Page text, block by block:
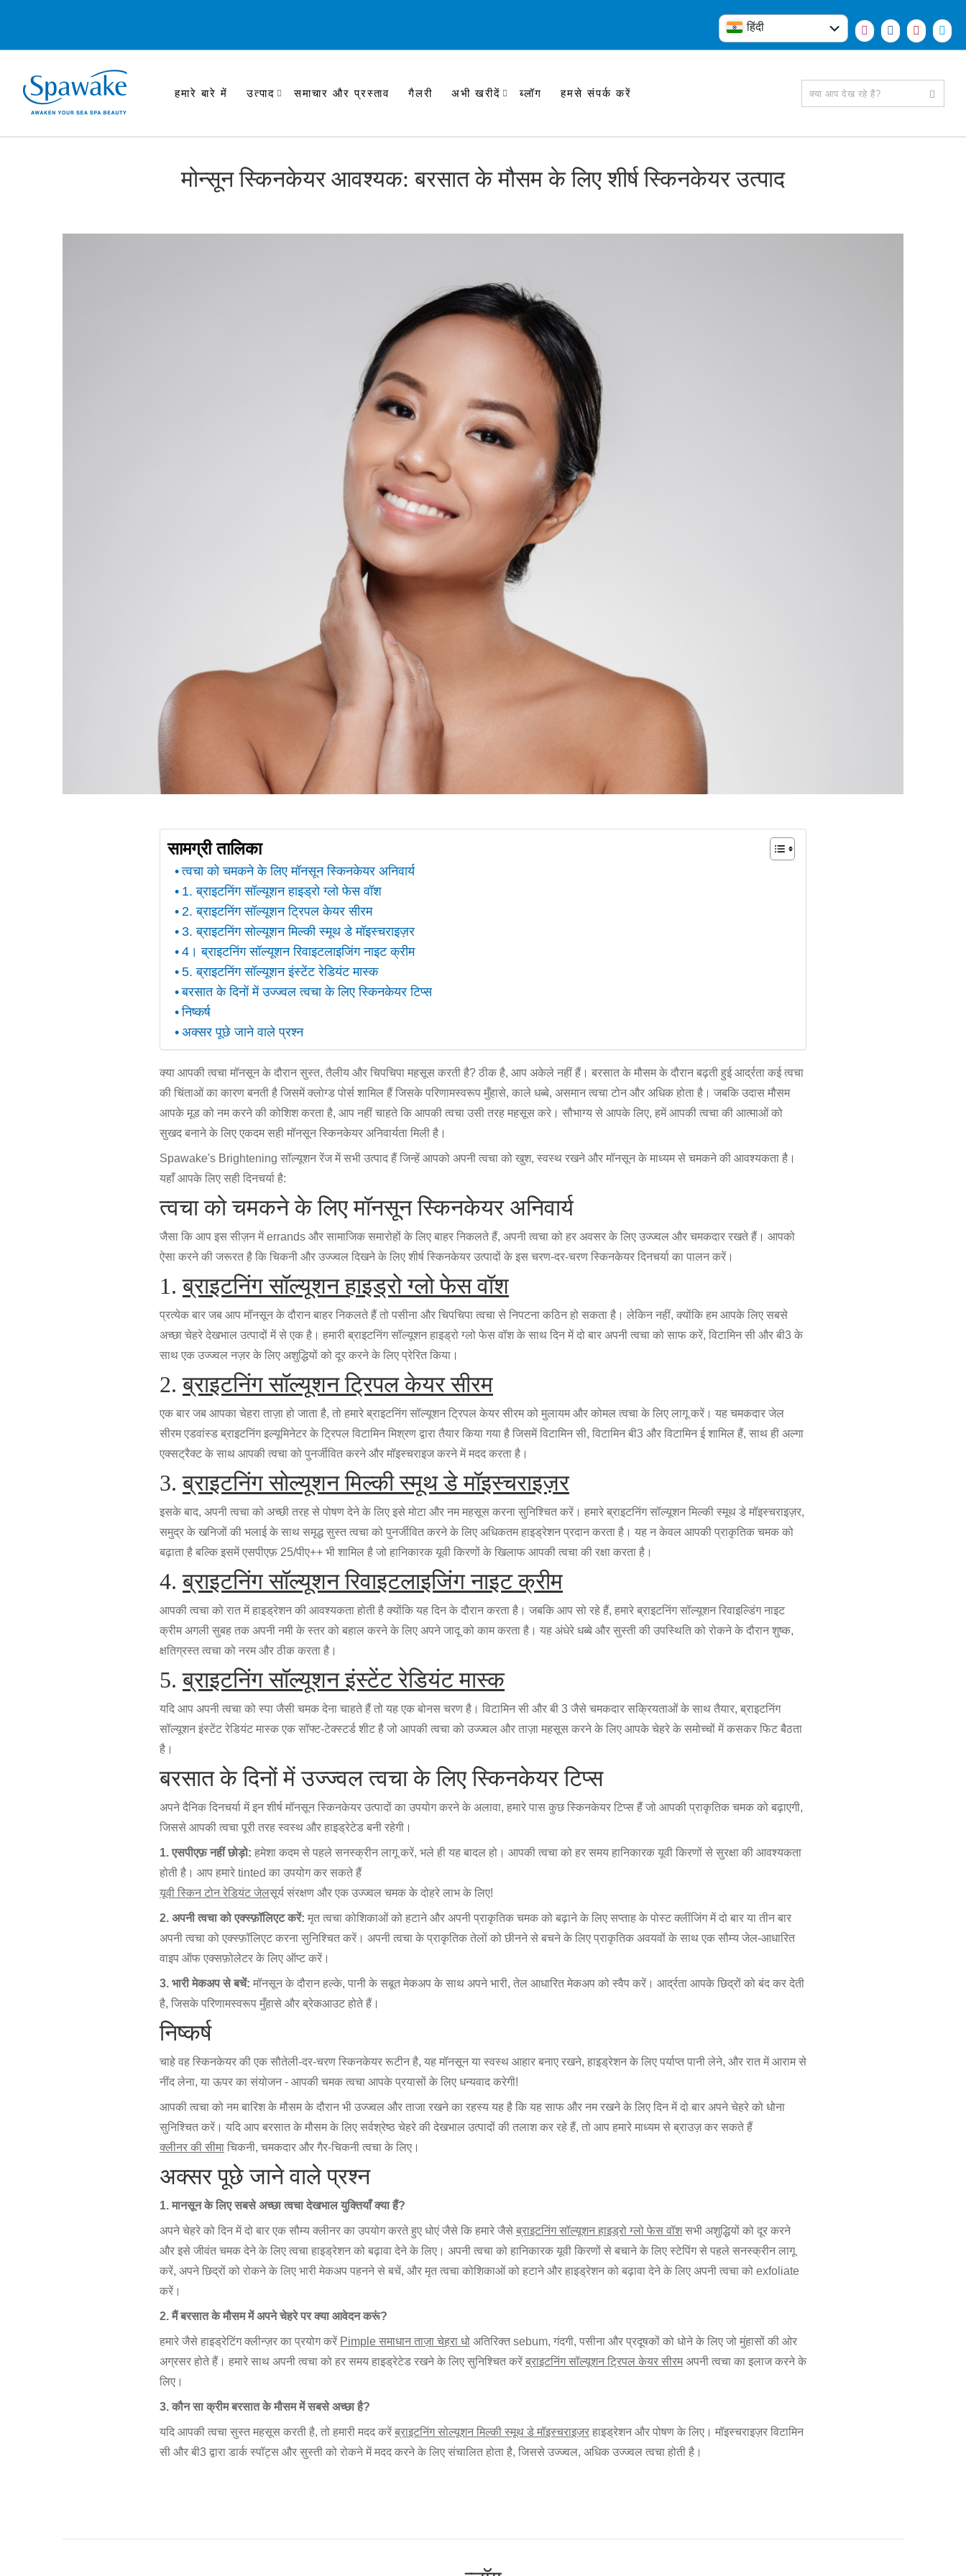
हिंदी
English
हमारे बारे में उत्पाद समाचार और प्रस्ताव गैलरी अभी खरीदें ब्लॉग हमसे संपर्क करें
मोन्सून स्किनकेयर आवश्यक: बरसात के मौसम के लिए शीर्ष स्किनकेयर उत्पाद
सामग्री तालिका
त्वचा को चमकने के लिए मॉनसून स्किनकेयर अनिवार्य
1. ब्राइटनिंग सॉल्यूशन हाइड्रो ग्लो फेस वॉश
2. ब्राइटनिंग सॉल्यूशन ट्रिपल केयर सीरम
3. ब्राइटनिंग सोल्यूशन मिल्की स्मूथ डे मॉइस्चराइज़र
4। ब्राइटनिंग सॉल्यूशन रिवाइटलाइजिंग नाइट क्रीम
5. ब्राइटनिंग सॉल्यूशन इंस्टेंट रेडियंट मास्क
बरसात के दिनों में उज्ज्वल त्वचा के लिए स्किनकेयर टिप्स
निष्कर्ष
अक्सर पूछे जाने वाले प्रश्न
क्या आपकी त्वचा मॉनसून के दौरान सुस्त, तैलीय और चिपचिपा महसूस करती है? ठीक है, आप अकेले नहीं हैं। बरसात के मौसम के दौरान बढ़ती हुई आर्द्रता कई त्वचा
की चिंताओं का कारण बनती है जिसमें क्लोग्ड पोर्स शामिल हैं जिसके परिणामस्वरूप मुँहासे, काले धब्बे, असमान त्वचा टोन और अधिक होता है। जबकि उदास मौसम
आपके मूड को नम करने की कोशिश करता है, आप नहीं चाहते कि आपकी त्वचा उसी तरह महसूस करे। सौभाग्य से आपके लिए, हमें आपकी त्वचा की आत्माओं को
सुखद बनाने के लिए एकदम सही मॉनसून स्किनकेयर अनिवार्यता मिली है।
Spawake's Brightening सॉल्यूशन रेंज में सभी उत्पाद हैं जिन्हें आपको अपनी त्वचा को खुश, स्वस्थ रखने और मॉनसून के माध्यम से चमकने की आवश्यकता है।
यहाँ आपके लिए सही दिनचर्या है:
त्वचा को चमकने के लिए मॉनसून स्किनकेयर अनिवार्य
जैसा कि आप इस सीज़न में errands और सामाजिक समारोहों के लिए बाहर निकलते हैं, अपनी त्वचा को हर अवसर के लिए उज्ज्वल और चमकदार रखते हैं। आपको
ऐसा करने की जरूरत है कि चिकनी और उज्ज्वल दिखने के लिए शीर्ष स्किनकेयर उत्पादों के इस चरण-दर-चरण स्किनकेयर दिनचर्या का पालन करें।
1.ब्राइटनिंग सॉल्यूशन हाइड्रो ग्लो फेस वॉश
प्रत्येक बार जब आप मॉनसून के दौरान बाहर निकलते हैं तो पसीना और चिपचिपा त्वचा से निपटना कठिन हो सकता है। लेकिन नहीं, क्योंकि हम आपके लिए सबसे
अच्छा चेहरे देखभाल उत्पादों में से एक है। हमारी ब्राइटनिंग सॉल्यूशन हाइड्रो ग्लो फेस वॉश के साथ दिन में दो बार अपनी त्वचा को साफ करें, विटामिन सी और बी3 के
साथ एक उज्ज्वल नज़र के लिए अशुद्धियों को दूर करने के लिए प्रेरित किया।
2.ब्राइटनिंग सॉल्यूशन ट्रिपल केयर सीरम
एक बार जब आपका चेहरा ताज़ा हो जाता है, तो हमारे ब्राइटनिंग सॉल्यूशन ट्रिपल केयर सीरम को मुलायम और कोमल त्वचा के लिए लागू करें। यह चमकदार जेल
सीरम एडवांस्ड ब्राइटनिंग इल्यूमिनेटर के ट्रिपल विटामिन मिश्रण द्वारा तैयार किया गया है जिसमें विटामिन सी, विटामिन बी3 और विटामिन ई शामिल हैं, साथ ही अल्गा
एक्सट्रैक्ट के साथ आपकी त्वचा को पुनर्जीवित करने और मॉइस्चराइज करने में मदद करता है।
3.ब्राइटनिंग सोल्यूशन मिल्की स्मूथ डे मॉइस्चराइज़र
इसके बाद, अपनी त्वचा को अच्छी तरह से पोषण देने के लिए इसे मोटा और नम महसूस करना सुनिश्चित करें। हमारे ब्राइटनिंग सॉल्यूशन मिल्की स्मूथ डे मॉइस्चराइज़र,
समुद्र के खनिजों की भलाई के साथ समृद्ध सुस्त त्वचा को पुनर्जीवित करने के लिए अधिकतम हाइड्रेशन प्रदान करता है। यह न केवल आपकी प्राकृतिक चमक को
बढ़ाता है बल्कि इसमें एसपीएफ़ 25/पीए++ भी शामिल है जो हानिकारक यूवी किरणों के खिलाफ आपकी त्वचा की रक्षा करता है।
4.ब्राइटनिंग सॉल्यूशन रिवाइटलाइजिंग नाइट क्रीम
आपकी त्वचा को रात में हाइड्रेशन की आवश्यकता होती है क्योंकि यह दिन के दौरान करता है। जबकि आप सो रहे हैं, हमारे ब्राइटनिंग सॉल्यूशन रिवाइल्डिंग नाइट
क्रीम अगली सुबह तक अपनी नमी के स्तर को बहाल करने के लिए अपने जादू को काम करता है। यह अंधेरे धब्बे और सुस्ती की उपस्थिति को रोकने के दौरान शुष्क,
क्षतिग्रस्त त्वचा को नरम और ठीक करता है।
5.ब्राइटनिंग सॉल्यूशन इंस्टेंट रेडियंट मास्क
यदि आप अपनी त्वचा को स्पा जैसी चमक देना चाहते हैं तो यह एक बोनस चरण है। विटामिन सी और बी 3 जैसे चमकदार सक्रियताओं के साथ तैयार, ब्राइटनिंग
सॉल्यूशन इंस्टेंट रेडियंट मास्क एक सॉफ्ट-टेक्स्टर्ड शीट है जो आपकी त्वचा को उज्ज्वल और ताज़ा महसूस करने के लिए आपके चेहरे के समोच्चों में कसकर फिट बैठता
है।
बरसात के दिनों में उज्ज्वल त्वचा के लिए स्किनकेयर टिप्स
अपने दैनिक दिनचर्या में इन शीर्ष मॉनसून स्किनकेयर उत्पादों का उपयोग करने के अलावा, हमारे पास कुछ स्किनकेयर टिप्स हैं जो आपकी प्राकृतिक चमक को बढ़ाएगी,
जिससे आपकी त्वचा पूरी तरह स्वस्थ और हाइड्रेटेड बनी रहेगी।
1. एसपीएफ़ नहीं छोड़ो: हमेशा कदम से पहले सनस्क्रीन लागू करें, भले ही यह बादल हो। आपकी त्वचा को हर समय हानिकारक यूवी किरणों से सुरक्षा की आवश्यकता
होती है। आप हमारे tinted का उपयोग कर सकते हैं
यूवी स्किन टोन रेडियंट जेलसूर्य संरक्षण और एक उज्ज्वल चमक के दोहरे लाभ के लिए!
2. अपनी त्वचा को एक्स्फ़ॉलिएट करें: मृत त्वचा कोशिकाओं को हटाने और अपनी प्राकृतिक चमक को बढ़ाने के लिए सप्ताह के पोस्ट क्लींजिंग में दो बार या तीन बार
अपनी त्वचा को एक्स्फ़ॉलिएट करना सुनिश्चित करें। अपनी त्वचा के प्राकृतिक तेलों को छीनने से बचने के लिए प्राकृतिक अवयवों के साथ एक सौम्य जेल-आधारित
वाइप ऑफ एक्सफ़ोलेटर के लिए ऑप्ट करें।
3. भारी मेकअप से बचें: मॉनसून के दौरान हल्के, पानी के सबूत मेकअप के साथ अपने भारी, तेल आधारित मेकअप को स्वैप करें। आर्द्रता आपके छिद्रों को बंद कर देती
है, जिसके परिणामस्वरूप मुँहासे और ब्रेकआउट होते हैं।
निष्कर्ष
चाहे वह स्किनकेयर की एक सौतेली-दर-चरण स्किनकेयर रूटीन है, यह मॉनसून या स्वस्थ आहार बनाए रखने, हाइड्रेशन के लिए पर्याप्त पानी लेने, और रात में आराम से
नींद लेना, या ऊपर का संयोजन - आपकी चमक त्वचा आपके प्रयासों के लिए धन्यवाद करेगी!
आपकी त्वचा को नम बारिश के मौसम के दौरान भी उज्ज्वल और ताजा रखने का रहस्य यह है कि यह साफ और नम रखने के लिए दिन में दो बार अपने चेहरे को धोना
सुनिश्चित करें। यदि आप बरसात के मौसम के लिए सर्वश्रेष्ठ चेहरे की देखभाल उत्पादों की तलाश कर रहे हैं, तो आप हमारे माध्यम से ब्राउज़ कर सकते हैं
क्लीनर की सीमा चिकनी, चमकदार और गैर-चिकनी त्वचा के लिए।
अक्सर पूछे जाने वाले प्रश्न
1. मानसून के लिए सबसे अच्छा त्वचा देखभाल युक्तियाँ क्या हैं?
अपने चेहरे को दिन में दो बार एक सौम्य क्लीनर का उपयोग करते हुए धोएं जैसे कि हमारे जैसे ब्राइटनिंग सॉल्यूशन हाइड्रो ग्लो फेस वॉशसभी अशुद्धियों को दूर करने
और इसे जीवंत चमक देने के लिए त्वचा हाइड्रेशन को बढ़ावा देने के लिए। अपनी त्वचा को हानिकारक यूवी किरणों से बचाने के लिए स्टेपिंग से पहले सनस्क्रीन लागू
करें, अपने छिद्रों को रोकने के लिए भारी मेकअप पहनने से बचें, और मृत त्वचा कोशिकाओं को हटाने और हाइड्रेशन को बढ़ावा देने के लिए अपनी त्वचा को exfoliate
करें।
2. मैं बरसात के मौसम में अपने चेहरे पर क्या आवेदन करूं?
हमारे जैसे हाइड्रेटिंग क्लीन्ज़र का प्रयोग करें Pimple समाधान ताज़ा चेहरा धो अतिरिक्त sebum, गंदगी, पसीना और प्रदूषकों को धोने के लिए जो मुंहासों की ओर
अग्रसर होते हैं। हमारे साथ अपनी त्वचा को हर समय हाइड्रेटेड रखने के लिए सुनिश्चित करें ब्राइटनिंग सॉल्यूशन ट्रिपल केयर सीरमअपनी त्वचा का इलाज करने के
लिए।
3. कौन सा क्रीम बरसात के मौसम में सबसे अच्छा है?
यदि आपकी त्वचा सुस्त महसूस करती है, तो हमारी मदद करें ब्राइटनिंग सोल्यूशन मिल्की स्मूथ डे मॉइस्चराइज़र हाइड्रेशन और पोषण के लिए। मॉइस्चराइज़र विटामिन
सी और बी3 द्वारा डार्क स्पॉट्स और सुस्ती को रोकने में मदद करने के लिए संचालित होता है, जिससे उज्ज्वल, अधिक उज्ज्वल त्वचा होती है।